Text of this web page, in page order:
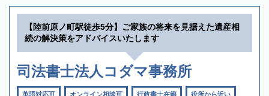
【陸前原ノ町駅徒歩5分】ご家族の将来を見据えた遺産相
続の解決策をアドバイスいたします
司法書士法人コダマ事務所
英語対応可 オンライン相談可 行政書士在籍 役所から近い